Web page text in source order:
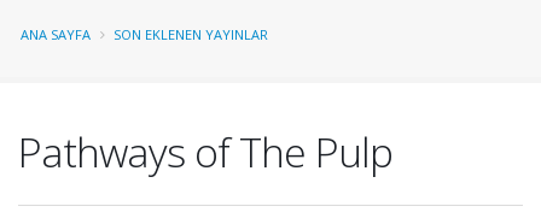
ANA SAYFA SON EKLENEN YAYINLAR
Pathways of The Pulp